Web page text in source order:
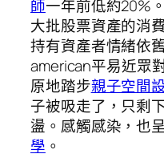
師一年前低約20%
大批股票資產的消
持有資產者情緒依
american平易近眾
原地踏步親子空間
子被吸走了，只剩
盪。感觸感染，也
學 。